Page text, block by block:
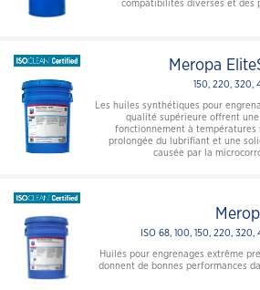
compatibilités diverses et des
Meropa
150, 220, 320,
Les huiles synthétiques pour
qualité supérieure offrent
fonctionnement à températures
prolongée du lubrifiant et une
causée par la
ISO 68, 100, 150, 220,
Huiles pour engrenages extrême
donnent de bonnes performances